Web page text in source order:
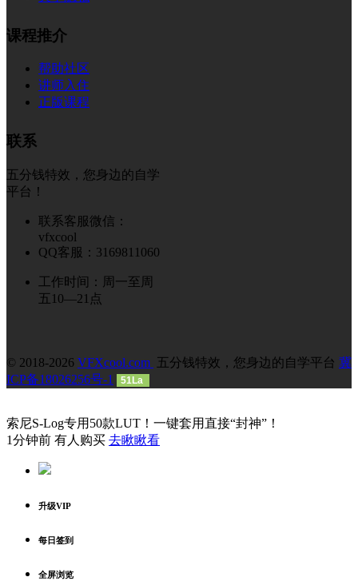
课程推介
帮助社区
讲师入住
正版课程
联系
五分钱特效，您身边的自学
平台！
联系客服微信：
vfxcool
QQ客服：3169811060
工作时间：周一至周
五10—21点
© 2018-2026 VFXcool.com 五分钱特效，您身边的自学平台 冀
ICP备18026256号-1
51La
索尼S-Log专用50款LUT！一键套用直接“封神”！
1分钟前 有人购买 去瞅瞅看
升级VIP
每日签到
全屏浏览